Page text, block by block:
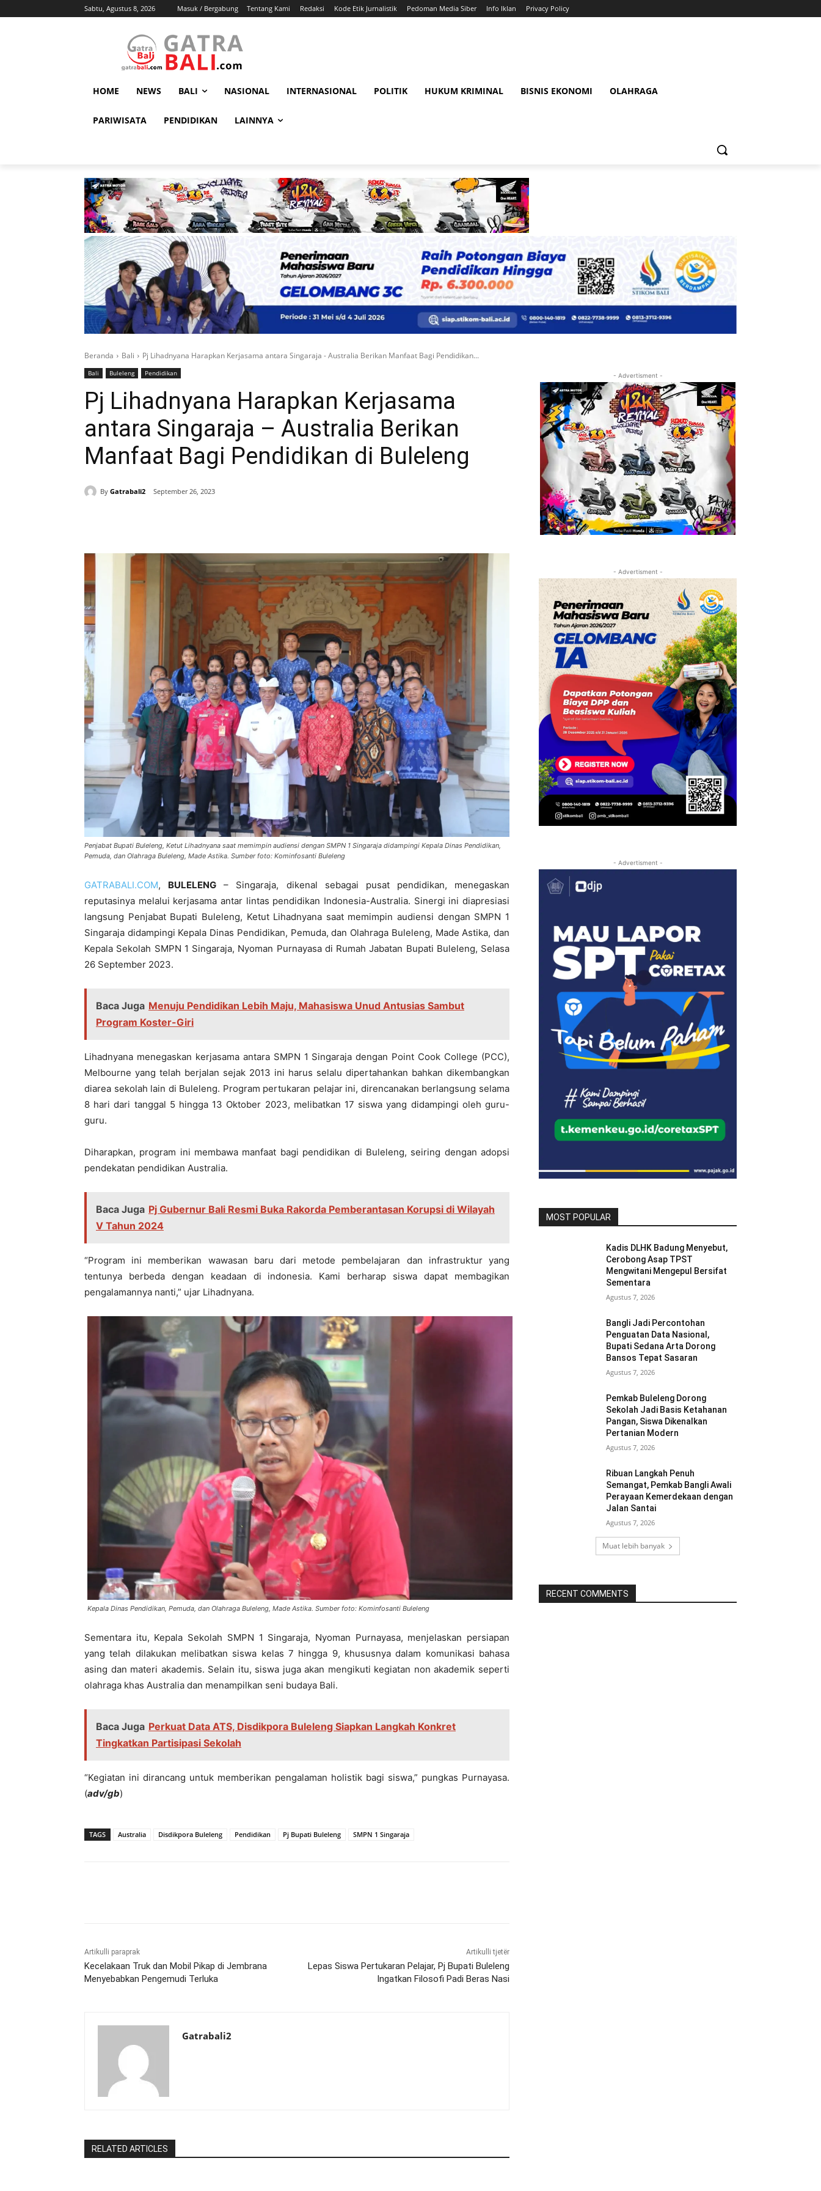
Sabtu, Agustus 8, 2026 Masuk / Bergabung Tentang Kami Redaksi Kode Etik Jurnalistik Pedoman Media Siber Info Iklan Privacy Policy
HOME NEWS BALI NASIONAL INTERNASIONAL POLITIK HUKUM KRIMINAL BISNIS EKONOMI OLAHRAGA
PARIWISATA PENDIDIKAN LAINNYA
Beranda Bali Pj Lihadnyana Harapkan Kerjasama antara Singaraja - Australia Berikan Manfaat Bagi Pendidikan...
Bali Buleleng Pendidikan
Pj Lihadnyana Harapkan Kerjasama
antara Singaraja – Australia Berikan
Manfaat Bagi Pendidikan di Buleleng
By Gatrabali2 September 26, 2023
Penjabat Bupati Buleleng, Ketut Lihadnyana saat memimpin audiensi dengan SMPN 1 Singaraja didampingi Kepala Dinas Pendidikan,
Pemuda, dan Olahraga Buleleng, Made Astika. Sumber foto: Kominfosanti Buleleng
GATRABALI.COM, BULELENG – Singaraja, dikenal sebagai pusat pendidikan, menegaskan
reputasinya melalui kerjasama antar lintas pendidikan Indonesia-Australia. Sinergi ini diapresiasi
langsung Penjabat Bupati Buleleng, Ketut Lihadnyana saat memimpin audiensi dengan SMPN 1
Singaraja didampingi Kepala Dinas Pendidikan, Pemuda, dan Olahraga Buleleng, Made Astika, dan
Kepala Sekolah SMPN 1 Singaraja, Nyoman Purnayasa di Rumah Jabatan Bupati Buleleng, Selasa
26 September 2023.
Baca Juga Menuju Pendidikan Lebih Maju, Mahasiswa Unud Antusias Sambut
Program Koster-Giri
Lihadnyana menegaskan kerjasama antara SMPN 1 Singaraja dengan Point Cook College (PCC),
Melbourne yang telah berjalan sejak 2013 ini harus selalu dipertahankan bahkan dikembangkan
diarea sekolah lain di Buleleng. Program pertukaran pelajar ini, direncanakan berlangsung selama
8 hari dari tanggal 5 hingga 13 Oktober 2023, melibatkan 17 siswa yang didampingi oleh guru-
guru.
Diharapkan, program ini membawa manfaat bagi pendidikan di Buleleng, seiring dengan adopsi
pendekatan pendidikan Australia.
Baca Juga Pj Gubernur Bali Resmi Buka Rakorda Pemberantasan Korupsi di Wilayah
V Tahun 2024
“Program ini memberikan wawasan baru dari metode pembelajaran dan infrastruktur yang
tentunya berbeda dengan keadaan di indonesia. Kami berharap siswa dapat membagikan
pengalamannya nanti,” ujar Lihadnyana.
Kepala Dinas Pendidikan, Pemuda, dan Olahraga Buleleng, Made Astika. Sumber foto: Kominfosanti Buleleng
Sementara itu, Kepala Sekolah SMPN 1 Singaraja, Nyoman Purnayasa, menjelaskan persiapan
yang telah dilakukan melibatkan siswa kelas 7 hingga 9, khususnya dalam komunikasi bahasa
asing dan materi akademis. Selain itu, siswa juga akan mengikuti kegiatan non akademik seperti
olahraga khas Australia dan menampilkan seni budaya Bali.
Baca Juga Perkuat Data ATS, Disdikpora Buleleng Siapkan Langkah Konkret
Tingkatkan Partisipasi Sekolah
“Kegiatan ini dirancang untuk memberikan pengalaman holistik bagi siswa,” pungkas Purnayasa.
(adv/gb)
TAGS Australia Disdikpora Buleleng Pendidikan Pj Bupati Buleleng SMPN 1 Singaraja
Artikulli paraprak
Kecelakaan Truk dan Mobil Pikap di Jembrana
Menyebabkan Pengemudi Terluka
Artikulli tjetër
Lepas Siswa Pertukaran Pelajar, Pj Bupati Buleleng
Ingatkan Filosofi Padi Beras Nasi
Gatrabali2
RELATED ARTICLES
- Advertisment -
- Advertisment -
- Advertisment -
MOST POPULAR
Kadis DLHK Badung Menyebut,
Cerobong Asap TPST
Mengwitani Mengepul Bersifat
Sementara
Agustus 7, 2026
Bangli Jadi Percontohan
Penguatan Data Nasional,
Bupati Sedana Arta Dorong
Bansos Tepat Sasaran
Agustus 7, 2026
Pemkab Buleleng Dorong
Sekolah Jadi Basis Ketahanan
Pangan, Siswa Dikenalkan
Pertanian Modern
Agustus 7, 2026
Ribuan Langkah Penuh
Semangat, Pemkab Bangli Awali
Perayaan Kemerdekaan dengan
Jalan Santai
Agustus 7, 2026
Muat lebih banyak
RECENT COMMENTS